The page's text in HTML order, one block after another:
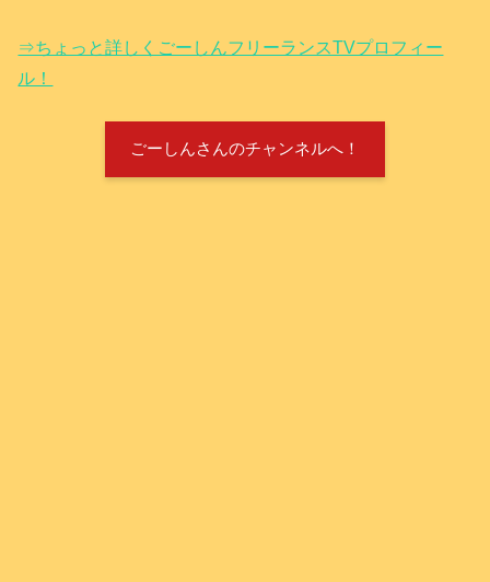
⇒ちょっと詳しくごーしんフリーランスTVプロフィー
ル！
ごーしんさんのチャンネルへ！